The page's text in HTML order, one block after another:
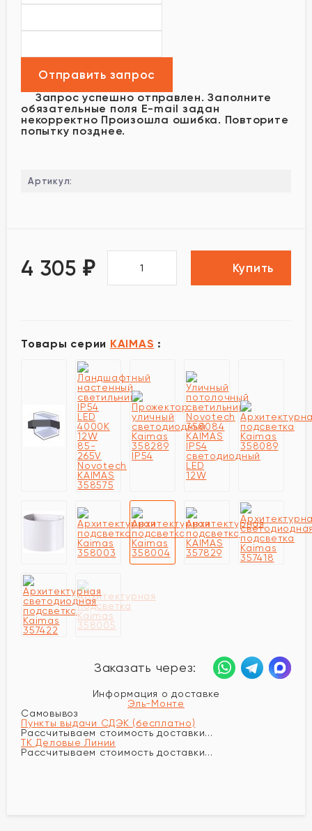
Запрос успешно отправлен. Заполните
обязательные поля E-mail задан
некорректно Произошла ошибка. Повторите
попытку позднее.
Артикул:
4 305 ₽ Купить
Товары серии KAIMAS :
Заказать через:
Информация о доставке
Эль-Монте
Самовывоз
Пункты выдачи СДЭК (бесплатно)
Рассчитываем стоимость доставки...
ТК Деловые Линии
Рассчитываем стоимость доставки...